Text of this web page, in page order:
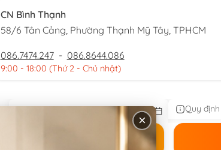
CN Bình Thạnh
58/6 Tân Cảng, Phường Thạnh Mỹ Tây, TPHCM
086.7474.247 - 086.8644.086
9:00 - 18:00 (Thứ 2 - Chủ nhật)
Quy
×